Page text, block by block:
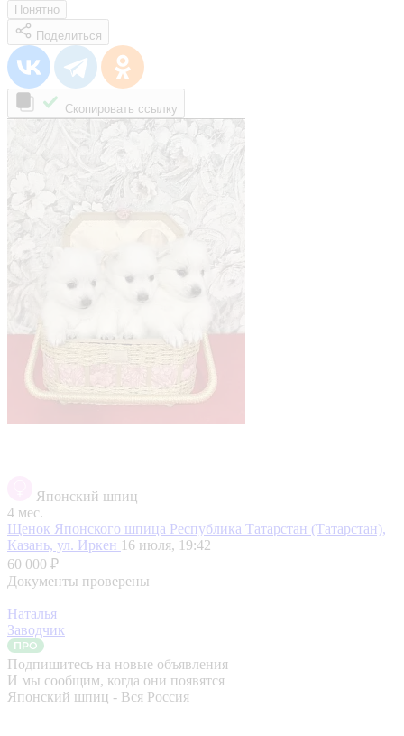
Понятно
Поделиться
Скопировать ссылку
Японский шпиц
4 мес.
Щенок Японского шпица Республика Татарстан (Татарстан),
Казань, ул. Иркен 16 июля, 19:42
60 000 ₽
Документы проверены
Наталья
Заводчик
Подпишитесь на новые объявления
И мы сообщим, когда они появятся
Японский шпиц - Вся Россия